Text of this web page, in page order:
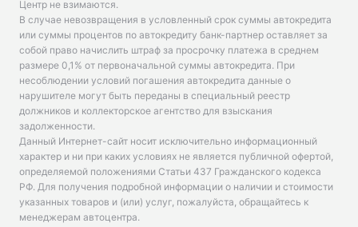
Центр не взимаются.
В случае невозвращения в условленный срок суммы автокредита
или суммы процентов по автокредиту банк-партнер оставляет за
собой право начислить штраф за просрочку платежа в среднем
размере 0,1% от первоначальной суммы автокредита. При
несоблюдении условий погашения автокредита данные о
нарушителе могут быть переданы в специальный реестр
должников и коллекторское агентство для взыскания
задолженности.
Данный Интернет-сайт носит исключительно информационный
характер и ни при каких условиях не является публичной офертой,
определяемой положениями Статьи 437 Гражданского кодекса
РФ. Для получения подробной информации о наличии и стоимости
указанных товаров и (или) услуг, пожалуйста, обращайтесь к
менеджерам автоцентра.